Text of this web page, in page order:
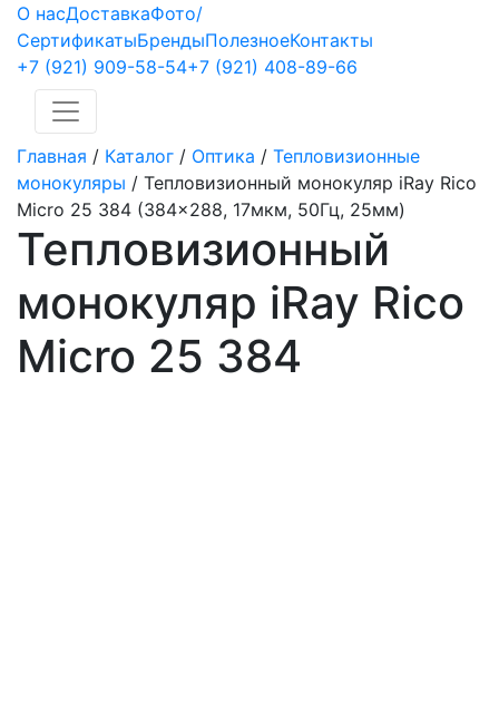
О насДоставкаФото/
СертификатыБрендыПолезноеКонтакты
+7 (921) 909-58-54+7 (921) 408-89-66
Главная / Каталог / Оптика / Тепловизионные
монокуляры / Тепловизионный монокуляр iRay Rico
Micro 25 384 (384x288, 17мкм, 50Гц, 25мм)
Тепловизионный
монокуляр iRay Rico
Micro 25 384